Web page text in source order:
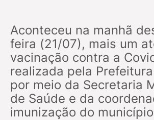
Aconteceu na manhã
feira (21/07), mais um
vacinação contra a
realizada pela
por meio da Secretaria
de Saúde e da
imunização do